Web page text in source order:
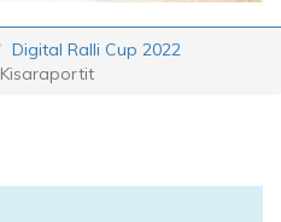
Digital Ralli Cup 2022
Kisaraportit